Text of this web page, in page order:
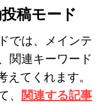
稿モード
では、メインテ
関連キーワード
てくれます。
関連する記事